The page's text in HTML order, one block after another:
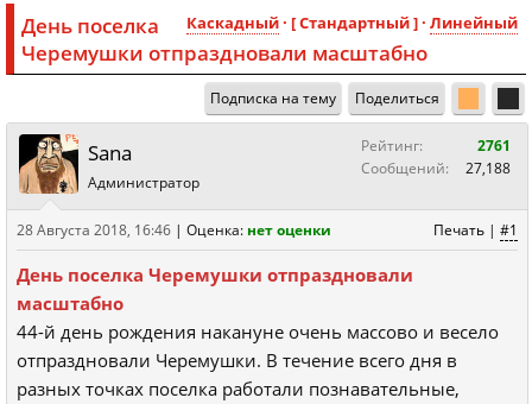
Каскадный· [ Стандартный ] · Линейный
День поселка
Черемушки отпраздновали масштабно
Подписка на тему Поделиться
Sana
Администратор
Рейтинг:
2761
Сообщений:
27,188
Печать | #1
28 Августа 2018, 16:46 | Оценка: нет оценки
День поселка Черемушки отпраздновали
масштабно
44-й день рождения накануне очень массово и весело
отпраздновали Черемушки. В течение всего дня в
разных точках поселка работали познавательные,